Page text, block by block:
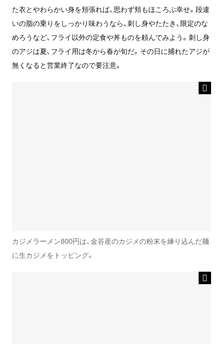
た衣とやわらかい身を頬張れば、思わず頬もほころぶ幸せ。段違
いの脂の乗りをしっかり味わうなら、刺し身やたたき、限定のな
めろうなど、フライ以外の定食や丼ものを頼んでみよう。刺し身
のアジは夏、フライ用は冬から春が旬だ。その日に捕れたアジが
無くなると営業終了なので要注意。
カジメラーメン800円は、金谷産のカジメの粉末を練り込んだ麺
に生カジメをトッピング。